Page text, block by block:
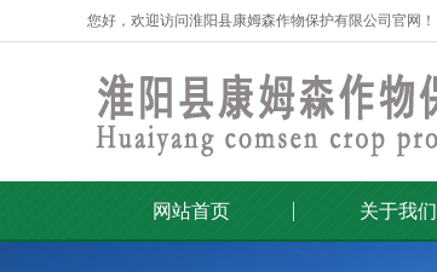
您好，欢迎访问淮阳县康姆森作物保护有限公司官网！
网站首页 关于我们